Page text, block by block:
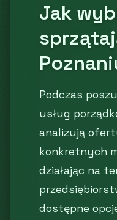
Jak
Podczas
usług
analizują
konkretnych
działając na
dostępne